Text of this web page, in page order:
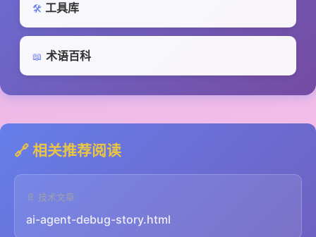
🛠️ 工具库
📖 术语百科
🔗 相关推荐阅读
📄 技术文章
ai-agent-debug-story.html